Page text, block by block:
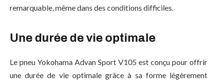
remarquable, même dans des conditions difficiles.
Une durée de vie optimale
Le pneu Yokohama Advan Sport V105 est conçu pour offrir
une durée de vie optimale grâce à sa forme légèrement